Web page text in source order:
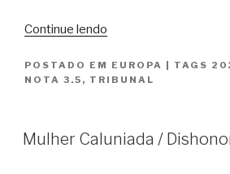
Continue lendo
The
POSTADO EM EUROPA | TAGS
NOTA 3.5 , TRIBUNAL
Mulher Caluniada /